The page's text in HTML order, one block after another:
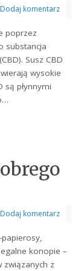
Dodaj komentarz
poprzez
substancja
Susz CBD
wysokie
są płynnymi
Dodaj komentarz
papierosy,
konopie –
związanych z